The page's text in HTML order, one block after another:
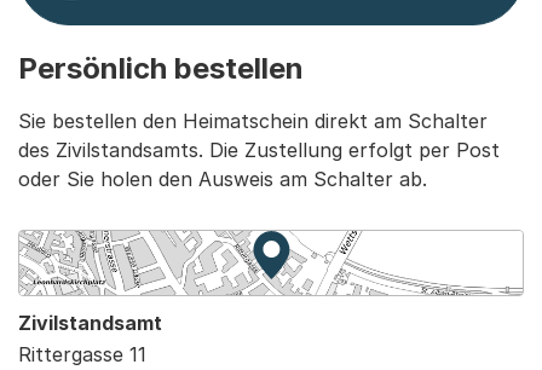
Persönlich bestellen
Sie bestellen den Heimatschein direkt am Schalter
des Zivilstandsamts. Die Zustellung erfolgt per Post
oder Sie holen den Ausweis am Schalter ab.
Zur Karte von MapBS.
Externer Link, wird in einem
Zivilstandsamt
Rittergasse 11